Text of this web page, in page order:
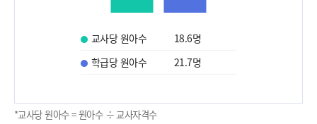
교사당 원아수 18.6명
학급당 원아수
21.7명
*교사당 원아수 = 원아수 ÷ 교사자격수